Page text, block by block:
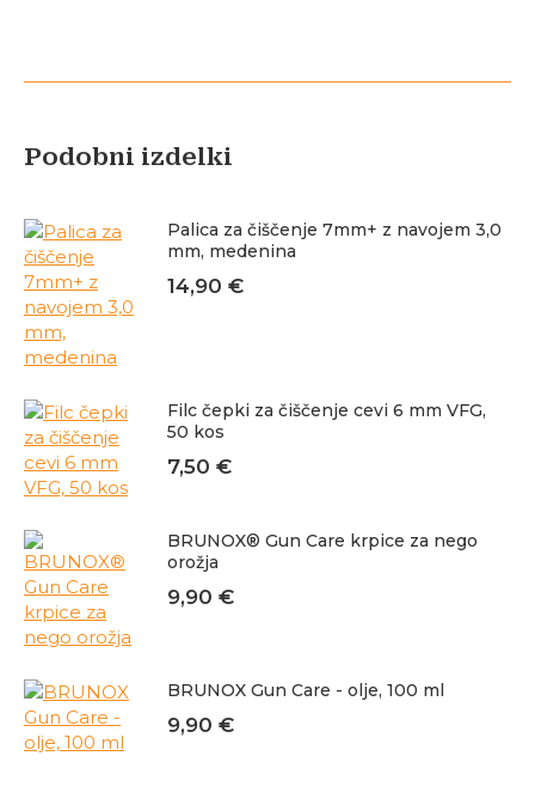
Podobni izdelki
Palica za čiščenje 7mm+ z navojem 3,0
mm, medenina
14,90 €
Filc čepki za čiščenje cevi 6 mm VFG,
50 kos
7,50 €
BRUNOX® Gun Care krpice za nego
orožja
9,90 €
BRUNOX Gun Care - olje, 100 ml
9,90 €